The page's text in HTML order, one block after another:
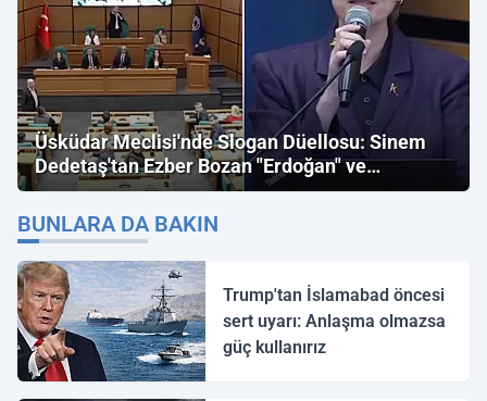
Üsküdar Meclisi'nde Slogan Düellosu: Sinem
Dedetaş'tan Ezber Bozan "Erdoğan" ve
"İmamoğlu" Çıkışı!
BUNLARA DA BAKIN
Trump'tan İslamabad öncesi
sert uyarı: Anlaşma olmazsa
güç kullanırız